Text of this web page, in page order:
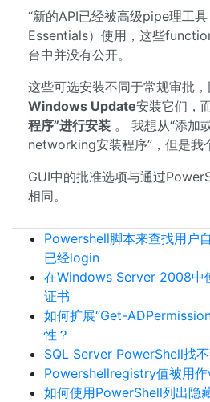
“新的API已经被高级pipe理工
Essentials）使用，这些
台中并没有公开。
这些可选安装不同于常规审批
Windows Update安装它们，
程序”进行安装 。 我想从“添加
networking安装程序”，但是我
GUI中的批准选项与通过
相同。
Powershell脚本来查找用户
已经login
在Windows Server 2008中
证书
如何扩展“Get-
性？
SQL Server PowerShell找
Powershellregistry值被用
如何使用PowerShell列出隐